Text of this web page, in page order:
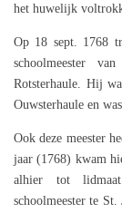
het huwelijk
Op 18 sept. 1768
schoolmeester
Rotsterhaule. Hij
Ouwsterhaule en
Ook deze meester
jaar (1768) kwam
alhier tot lidmaat
schoolmeester te